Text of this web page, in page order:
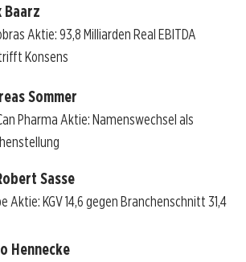
Baarz
Aktie: 93,8 Milliarden Real EBITDA
Konsens
Sommer
Pharma Aktie: Namenswechsel als
Sasse
Aktie: KGV 14,6 gegen Branchenschnitt 31,4
Hennecke